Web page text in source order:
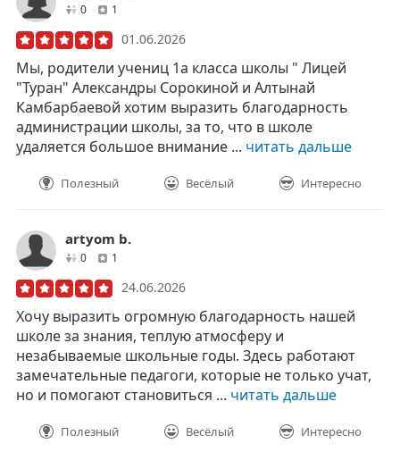
0друзей1
01.06.2026
Мы, родители учениц 1а класса школы " Лицей
"Туран" Александры Сорокиной и Алтынай
Камбарбаевой хотим выразить благодарность
администрации школы, за то, что в школе
удаляется большое внимание ... читать дальше
Полезный Весёлый Интересно
artyom b.
0друзей1
24.06.2026
Хочу выразить огромную благодарность нашей
школе за знания, теплую атмосферу и
незабываемые школьные годы. Здесь работают
замечательные педагоги, которые не только учат,
но и помогают становиться ... читать дальше
Полезный Весёлый Интересно